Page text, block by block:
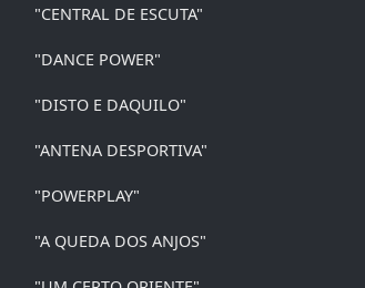
"CENTRAL DE ESCUTA"
"DANCE POWER"
"DISTO E DAQUILO"
"ANTENA DESPORTIVA"
"POWERPLAY"
"A QUEDA DOS ANJOS"